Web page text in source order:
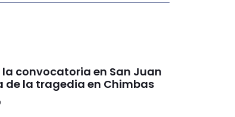
convocatoria en San Juan
de la tragedia en Chimbas